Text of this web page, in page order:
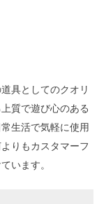
具としてのクオリ
質で遊び心のある
生活で気軽に使用
りもカスタマーフ
います。